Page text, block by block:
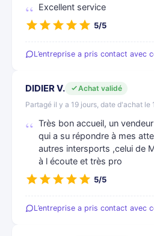
Excellent service
5/5
L’entreprise a pris contact avec
DIDIER V.
Achat validé
Partagé il y a 19 jours, date d'achat le
Très bon accueil, un
qui a su répondre à mes
autres intersports ,celui de
à l écoute et très pro
5/5
L’entreprise a pris contact avec